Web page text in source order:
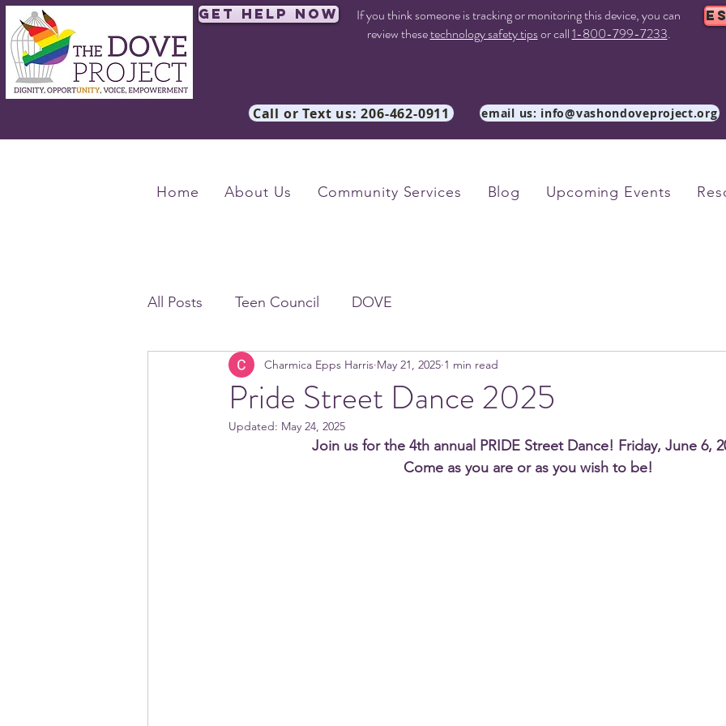
Get Help Now
If you think someone is tracking or monitoring this device, you can
review thesetechnology safety tipsor call1-800-799-7233.
Call or Text us: 206-462-0911 email us: info@vashondoveproject.org
Home About Us Community Services Blog Upcoming Events
All Posts Teen Council DOVE
Pride Street Dance 2025
Charmica Epps Harris May 21, 2025 1 min read
Updated: May 24, 2025
Join us for the 4th annual PRIDE Street Dance! Friday, June 6,
Come as you are or as you wish to be!